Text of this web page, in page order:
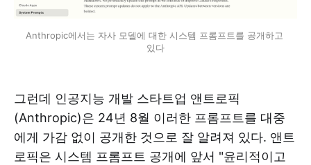
Anthropic에서는 자사 모델에 대한 시스템 프롬프트를 공개하고
있다
그런데 인공지능 개발 스타트업 앤트로픽
(Anthropic)은 24년 8월 이러한 프롬프트를 대중
에게 가감 없이 공개한 것으로 잘 알려져 있다. 앤트
로픽은 시스템 프롬프트 공개에 앞서 "윤리적이고